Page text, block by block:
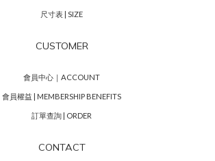
尺寸表 | SIZE
CUSTOMER
會員中心｜ACCOUNT
會員權益 | MEMBERSHIP BENEFITS
訂單查詢 | ORDER
CONTACT